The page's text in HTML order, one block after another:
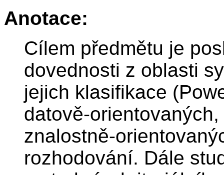
Anotace:
Cílem předmětu je
dovednosti z oblasti
jejich klasifikace
datově-
znalostně-
rozhodování. Dále